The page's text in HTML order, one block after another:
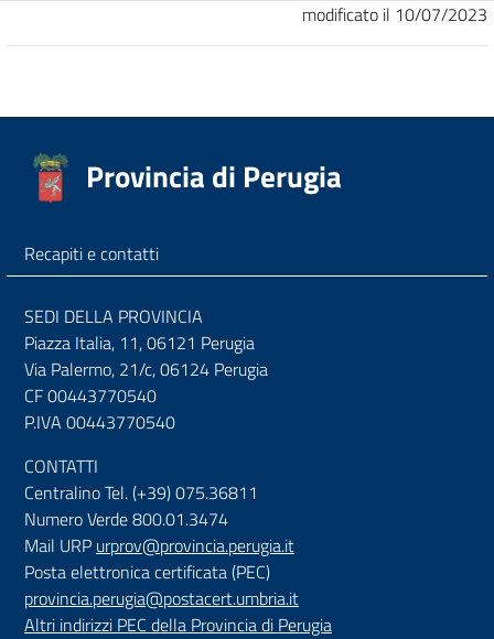
modificato il 10/07/2023
Provincia di Perugia
Recapiti e contatti
SEDI DELLA PROVINCIA
Piazza Italia, 11, 06121 Perugia
Via Palermo, 21/c, 06124 Perugia
CF 00443770540
P.IVA 00443770540
CONTATTI
Centralino Tel. (+39) 075.36811
Numero Verde 800.01.3474
Mail URP urprov@provincia.perugia.it
Posta elettronica certificata (PEC)
provincia.perugia@postacert.umbria.it
Altri indirizzi PEC della Provincia di Perugia